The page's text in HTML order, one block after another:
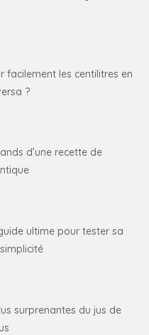
facilement les centilitres en
?
d’une recette de
ultime pour tester sa
surprenantes du jus de